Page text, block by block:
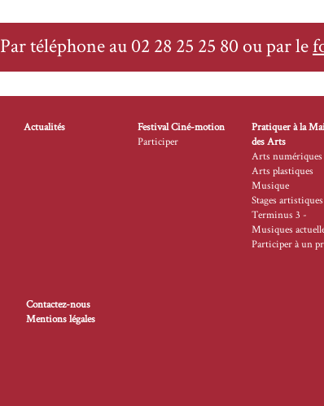
Par téléphone au 02 28 25 25 80 ou par le
Actualités
Festival Ciné-motion
Participer
Pratiquer à la
des Arts
Arts numériques
Arts plastiques
Musique
Stages artistiques
Terminus 3 -
Musiques
Participer à un
Contactez-nous
Mentions légales